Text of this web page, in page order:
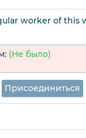
worker of
(Не было)
Присоединиться